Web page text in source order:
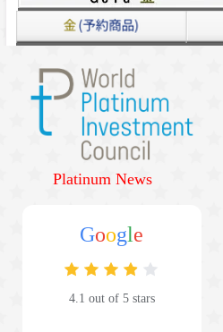
Platinum News
Google
4.1 out of 5 stars